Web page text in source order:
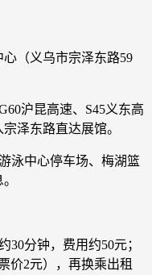
心（义乌市宗泽东路59
沪昆高速、S45义东高
泽东路直达展馆。
泳中心停车场、梅湖篮
30分钟，费用约50元；
价2元），再换乘出租